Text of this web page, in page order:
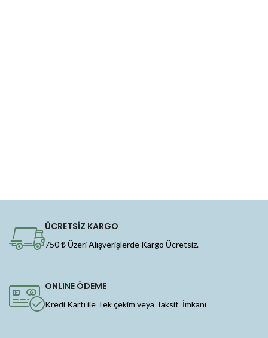
ÜCRETSİZ KARGO
750 ₺ Üzeri Alışverişlerde Kargo Ücretsiz.
ONLINE ÖDEME
Kredi Kartı ile Tek çekim veya Taksit İmkanı